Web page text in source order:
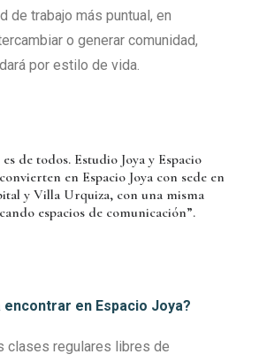
de trabajo más puntual, en
o generar comunidad,
por estilo de vida.
de todos. Estudio Joya y Espacio
en Espacio Joya con sede en
y Villa Urquiza, con una misma
espacios de comunicación”.
encontrar en Espacio Joya?
clases regulares libres de